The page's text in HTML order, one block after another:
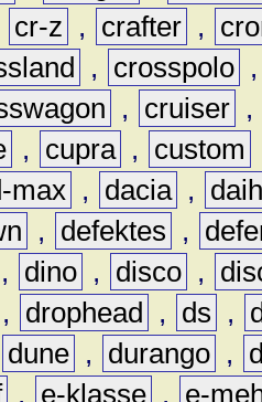
cr-z , crafter ,
, crosspolo
, cruiser ,
, cupra , custom
max , dacia ,
, defektes ,
, dino , disco ,
, drophead , ds ,
dune , durango ,
, e-klasse ,
e-